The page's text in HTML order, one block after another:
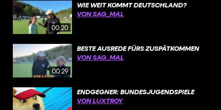
00:20
WIE WEIT KOMMT DEUTSCHLAND?
VON SAG_MAL
00:29
BESTE AUSREDE FÜRS ZUSPÄTKOMMEN
VON SAG_MAL
ENDGEGNER: BUNDESJUGENDSPIELE
VON LUXTROY